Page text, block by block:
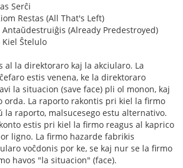
Serĉi
Restas (All That's Left)
(Already Predestroyed)
Ŝtelulo
al la direktoraro kaj la akciularo. La
estis venena, ke la direktoraro
la situacion (save face) pli ol monon, kaj
orda. La raporto rakontis pri kiel la firmo
la raporto, malsucesego estu alternativo.
estis pri kiel la firmo reagus al kaprico
ligno. La firmo hazarde fabrikis
voĉdonis por ke, se kaj nur se la firmo
havos "la situacion" (face).